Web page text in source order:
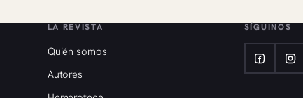
LA REVISTA
Quién somos
Autores
SÍGUINOS